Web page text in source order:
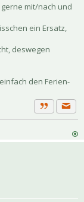
mit/nach und
ein Ersatz,
deswegen
den Ferien-
Zitat